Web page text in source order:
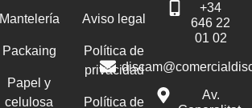
Mantelería
Packaing
Papel y
celulosa
Aviso legal
Política de
privacidad
Política de
+34
646 22
01 02
Av.